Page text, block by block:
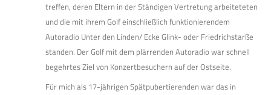
treffen, deren Eltern in der Ständigen Vertretung arbeiteteten
und die mit ihrem Golf einschließlich funktionierendem
Autoradio Unter den Linden/ Ecke Glink- oder Friedrichstarße
standen. Der Golf mit dem plärrenden Autoradio war schnell
begehrtes Ziel von Konzertbesuchern auf der Ostseite.
Für mich als 17-jährigen Spätpubertierenden war das in